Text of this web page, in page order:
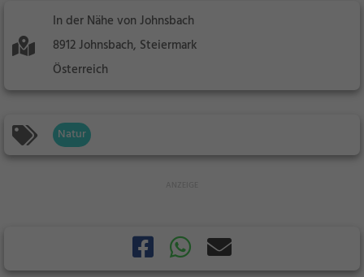
In der Nähe von Johnsbach
8912 Johnsbach, Steiermark
Österreich
Natur